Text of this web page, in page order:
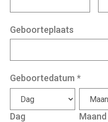
Geboorteplaats
Geboortedatum *
Dag Maand